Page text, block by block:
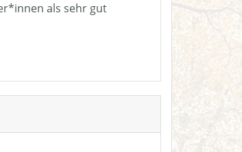
als sehr gut